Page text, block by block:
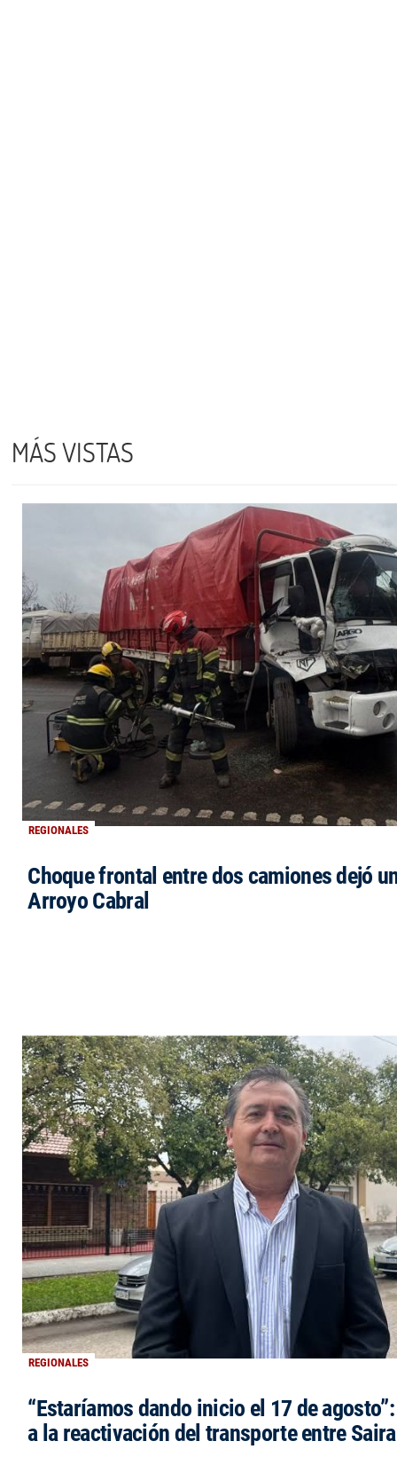
MÁS VISTAS
REGIONALES
Choque frontal entre dos camiones dejó
Arroyo Cabral
REGIONALES
“Estaríamos dando inicio el 17 de
a la reactivación del transporte entre